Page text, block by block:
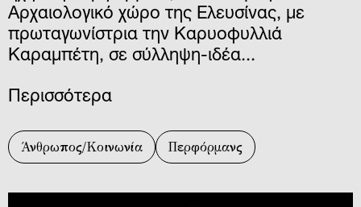
Αρχαιολογικό χώρο της Ελευσίνας, με
πρωταγωνίστρια την Καρυοφυλλιά
Καραμπέτη, σε σύλληψη-ιδέα...
Περισσότερα
Άνθρωπος/Κοινωνία Περφόρμανς